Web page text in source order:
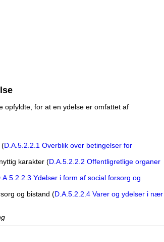
opfyldte, for at en ydelse er omfattet af
(D.A.5.2.2.1 Overblik over betingelser for
karakter (D.A.5.2.2.2 Offentligretlige organer
Ydelser i form af social forsorg og
og bistand (D.A.5.2.2.4 Varer og ydelser i nær